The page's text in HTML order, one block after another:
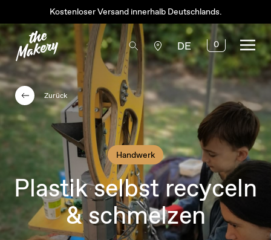
Kostenloser Versand innerhalb Deutschlands.
DE 0
Handwerk
Plastik selbst recyceln
& schmelzen
Zurück